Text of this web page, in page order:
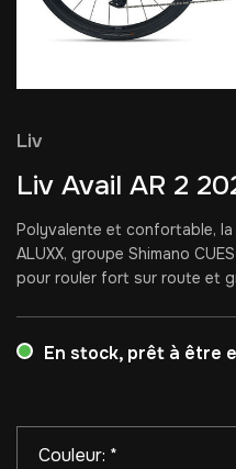
Liv
Liv Avail AR 2
Polyvalente et confortable, la
ALUXX, groupe Shimano
pour rouler fort sur route et
En stock, prêt à être
Couleur: *